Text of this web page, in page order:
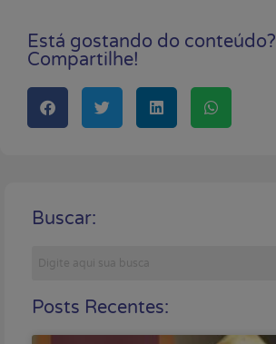
Está gostando do conteúdo?
Compartilhe!
Buscar:
Posts Recentes: